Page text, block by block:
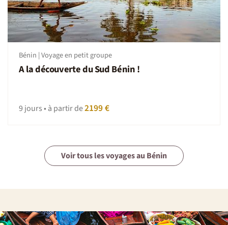
Nomade attitude : patience et tolérance.
Bénin | Voyage en petit groupe
A la découverte du Sud Bénin !
9 jours • à partir de2199 €
Voir tous les voyages au Bénin